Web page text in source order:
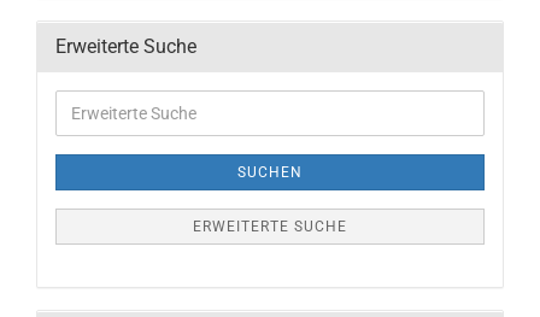
Erweiterte Suche
SUCHEN
ERWEITERTE SUCHE